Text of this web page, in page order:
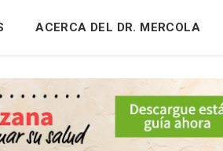
ACERCA DEL DR. MERCOLA